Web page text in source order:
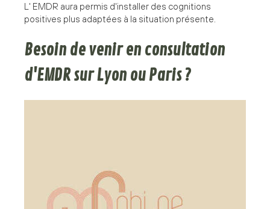
L' EMDR aura permis d'installer des cognitions
positives plus adaptées à la situation présente.
Besoin de venir en consultation
d'EMDR sur Lyon ou Paris ?